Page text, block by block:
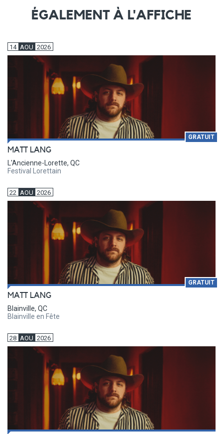
ÉGALEMENT À L'AFFICHE
14 AOU 2026
GRATUIT
MATT LANG
L'Ancienne-Lorette, QC
Festival Lorettain
22 AOU 2026
GRATUIT
MATT LANG
Blainville, QC
Blainville en Fête
28 AOU 2026